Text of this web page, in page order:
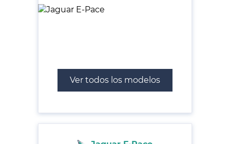
Ver todos los modelos